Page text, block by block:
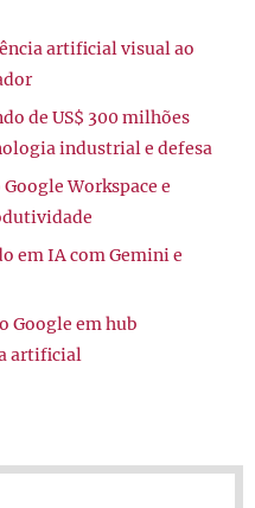
artificial visual ao
de US$ 300 milhões
industrial e defesa
Workspace e
em IA com Gemini e
Google em hub
artificial